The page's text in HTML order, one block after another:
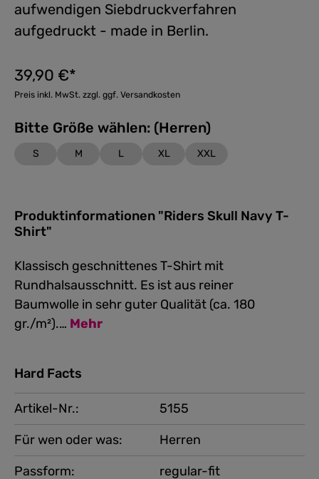
aufwendigen Siebdruckverfahren
aufgedruckt - made in Berlin.
39,90 €*
Preis inkl. MwSt. zzgl. ggf. Versandkosten
Bitte Größe wählen: (Herren)
S M L XL XXL
Produktinformationen "Riders Skull Navy T-
Shirt"
Klassisch geschnittenes T-Shirt mit
Rundhalsausschnitt. Es ist aus reiner
Baumwolle in sehr guter Qualität (ca. 180
gr./m²).… Mehr
Hard Facts
Artikel-Nr.:
5155
Für wen oder was:
Herren
Passform:
regular-fit